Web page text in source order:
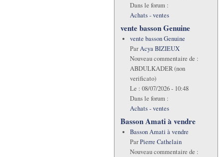
Dans le forum :
Achats - ventes
vente basson Genuine
vente basson Genuine
ParAcya BIZIEUX
Nouveau commentaire de :
ABDULKADER (non
verificato)
Le : 08/07/2026 - 10:48
Dans le forum :
Achats - ventes
Basson Amati à vendre
Basson Amati à vendre
ParPierre Cathelain
Nouveau commentaire de :